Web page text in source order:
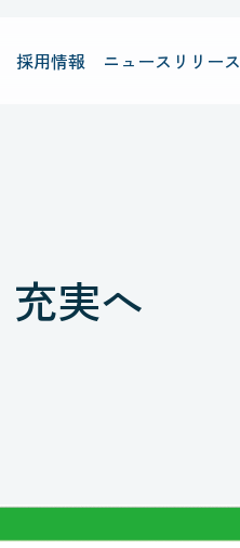
採用情報 ニュースリリース
実へ